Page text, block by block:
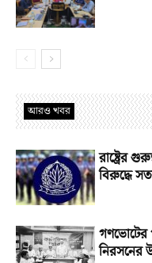
আরও খবর
রাষ্ট্রের
বিরুদ্ধে
গণভোটের
নিরসনের